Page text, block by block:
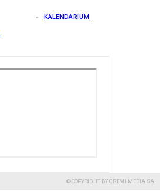
KALENDARIUM
© COPYRIGHT BY GREMI MEDIA SA